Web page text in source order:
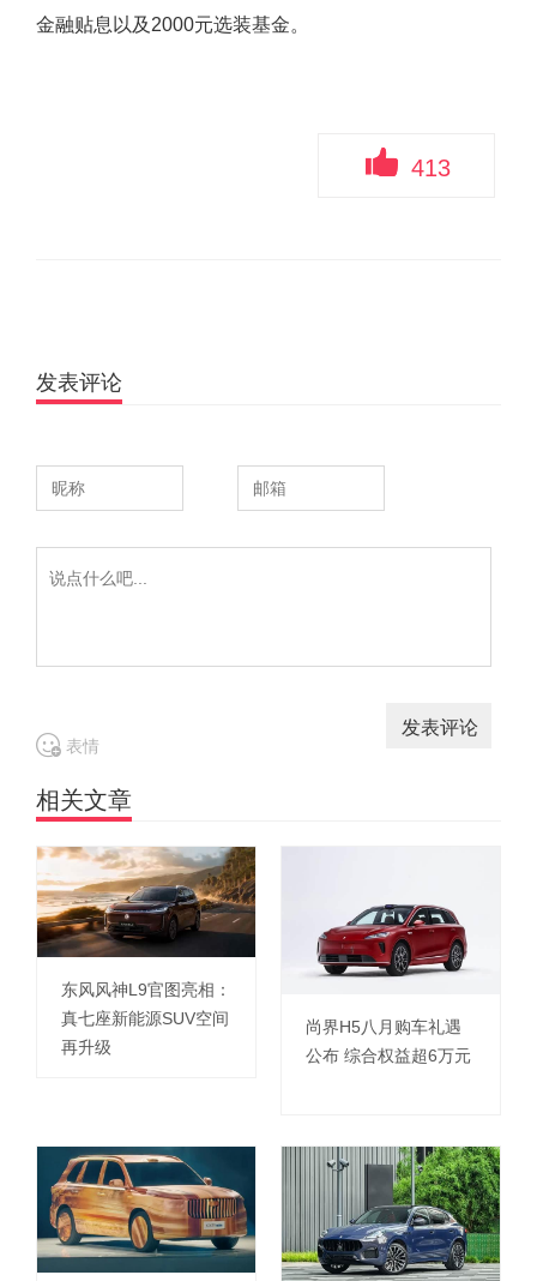
金融贴息以及2000元选装基金。
413
发表评论
表情
相关文章
东风风神L9官图亮相：
真七座新能源SUV空间
再升级
尚界H5八月购车礼遇
公布 综合权益超6万元